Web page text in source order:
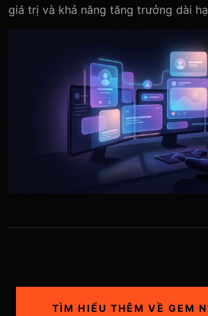
giá trị và khả năng tăng trưởng dài
TÌM HIỂU THÊM VỀ GEM